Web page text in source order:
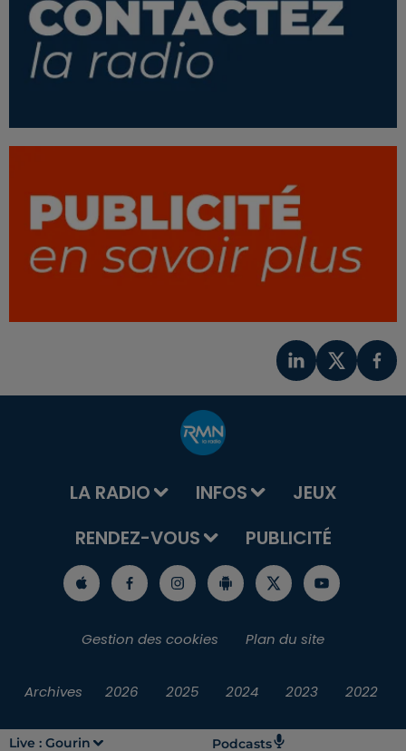
Live : Gourin Podcasts
LA RADIO INFOS
JEUX
RENDEZ-VOUS
PUBLICITÉ
Gestion des cookies Plan du site
Archives 2026 2025 2024 2023 2022